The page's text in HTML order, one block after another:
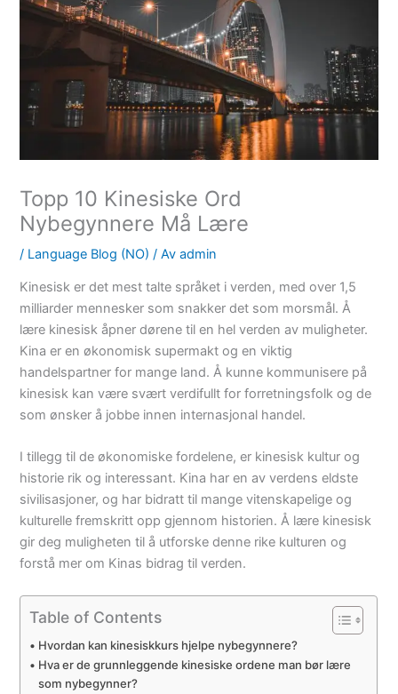
Topp 10 Kinesiske Ord
Nybegynnere Må Lære
/ Language Blog (NO) / Av admin
Kinesisk er det mest talte språket i verden, med over 1,5
milliarder mennesker som snakker det som morsmål. Å
lære kinesisk åpner dørene til en hel verden av muligheter.
Kina er en økonomisk supermakt og en viktig
handelspartner for mange land. Å kunne kommunisere på
kinesisk kan være svært verdifullt for forretningsfolk og de
som ønsker å jobbe innen internasjonal handel.
I tillegg til de økonomiske fordelene, er kinesisk kultur og
historie rik og interessant. Kina har en av verdens eldste
sivilisasjoner, og har bidratt til mange vitenskapelige og
kulturelle fremskritt opp gjennom historien. Å lære kinesisk
gir deg muligheten til å utforske denne rike kulturen og
forstå mer om Kinas bidrag til verden.
Table of Contents
Hvordan kan kinesiskkurs hjelpe nybegynnere?
Hva er de grunnleggende kinesiske ordene man bør lære
som nybegynner?